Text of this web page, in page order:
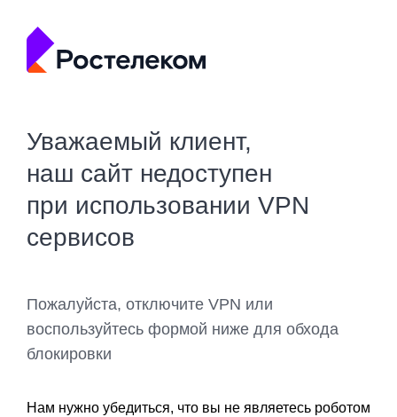
Уважаемый клиент,
наш сайт недоступен
при использовании VPN
сервисов
Пожалуйста, отключите VPN или
воспользуйтесь формой ниже для обхода
блокировки
Нам нужно убедиться, что вы не являетесь роботом